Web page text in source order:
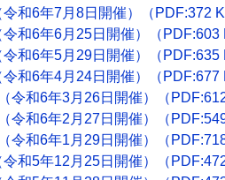
和6年7月8日開催）（PDF:372
和6年6月25日開催）（PDF:603
和6年5月29日開催）（PDF:635
和6年4月24日開催）（PDF:677
令和6年3月26日開催）（PDF:612
令和6年2月27日開催）（PDF:549
令和6年1月29日開催）（PDF:718
和5年12月25日開催）（PDF:472